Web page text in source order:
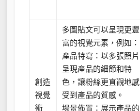
創造
視覺
衝
多圖貼文可以呈現更豐
富的視覺元素，例如：
產品特寫：以多張照片
呈現產品的細節和特
色，讓粉絲更直觀地感
受到產品的質感。
場景佈置：展示產品的